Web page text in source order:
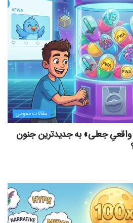
مقالات عمومی
واقعیِ جعلی» به جدیدترین جنون